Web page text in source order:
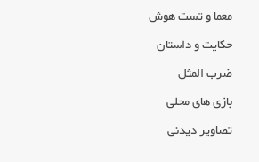
معما و تست هوش
حکایت و داستان
ضرب المثل
بازی های محلی
تصاویر دیدنی